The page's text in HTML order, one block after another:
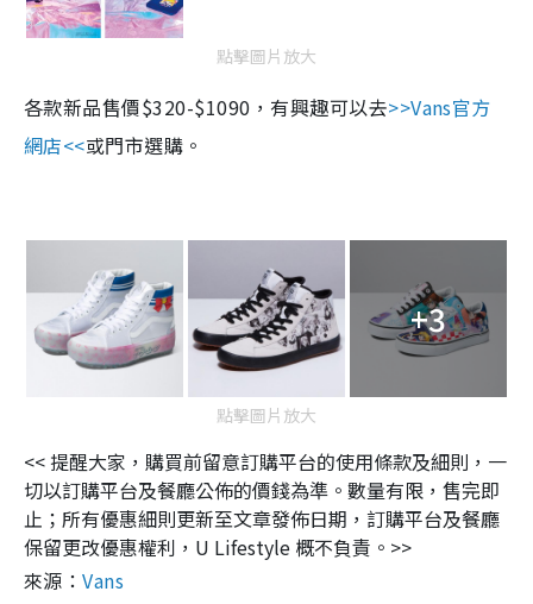
點擊圖片放大
各款新品售價$320-$1090 ，有興趣可以去>>Vans官方
網店<<或門市選購。
+3
點擊圖片放大
<< 提醒大家，購買前留意訂購平台的使用條款及細則，一
切以訂購平台及餐廳公佈的價錢為準。數量有限，售完即
止；所有優惠細則更新至文章發佈日期，訂購平台及餐廳
保留更改優惠權利，U Lifestyle 概不負責。>>
來源：Vans